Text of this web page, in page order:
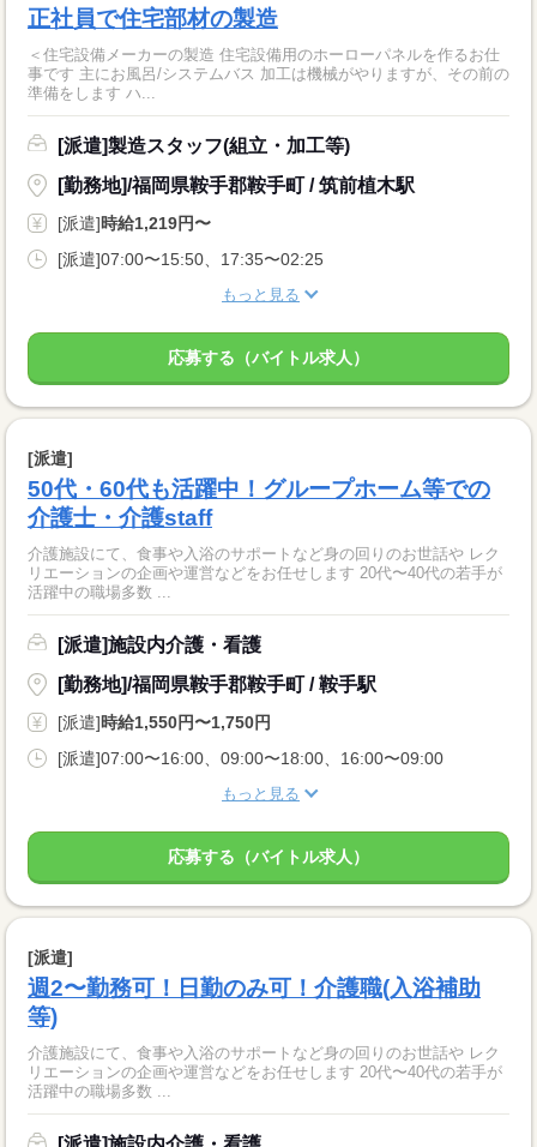
正社員で住宅部材の製造
＜住宅設備メーカーの製造 住宅設備用のホーローパネルを作るお仕
事です 主にお風呂/システムバス 加工は機械がやりますが、その前の
準備をします ハ...
[派遣]製造スタッフ(組立・加工等)
[勤務地]/福岡県鞍手郡鞍手町 / 筑前植木駅
[派遣]時給1,219円〜
[派遣]07:00〜15:50、17:35〜02:25
もっと見る
応募する（バイトル求人）
[派遣]
50代・60代も活躍中！グループホーム等での
介護士・介護staff
介護施設にて、食事や入浴のサポートなど身の回りのお世話や レク
リエーションの企画や運営などをお任せします 20代〜40代の若手が
活躍中の職場多数 ...
[派遣]施設内介護・看護
[勤務地]/福岡県鞍手郡鞍手町 / 鞍手駅
[派遣]時給1,550円〜1,750円
[派遣]07:00〜16:00、09:00〜18:00、16:00〜09:00
もっと見る
応募する（バイトル求人）
[派遣]
週2〜勤務可！日勤のみ可！介護職(入浴補助
等)
介護施設にて、食事や入浴のサポートなど身の回りのお世話や レク
リエーションの企画や運営などをお任せします 20代〜40代の若手が
活躍中の職場多数 ...